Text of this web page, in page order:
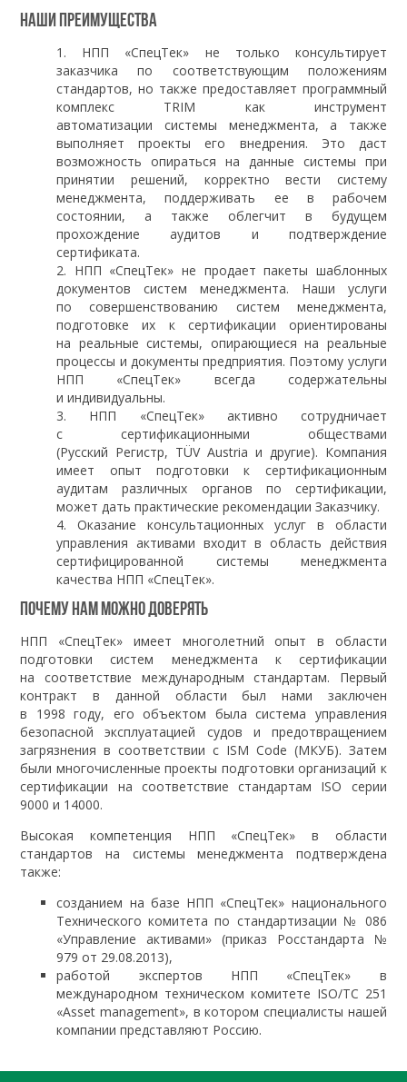
Наши преимущества
НПП «СпецТек» не только консультирует
заказчика по соответствующим положениям
стандартов, но также предоставляет программный
комплекс TRIM как инструмент
автоматизации системы менеджмента, а также
выполняет проекты его внедрения. Это даст
возможность опираться на данные системы при
принятии решений, корректно вести систему
менеджмента, поддерживать ее в рабочем
состоянии, а также облегчит в будущем
прохождение аудитов и подтверждение
сертификата.
НПП «СпецТек» не продает пакеты шаблонных
документов систем менеджмента. Наши услуги
по совершенствованию систем менеджмента,
подготовке их к сертификации ориентированы
на реальные системы, опирающиеся на реальные
процессы и документы предприятия. Поэтому услуги
НПП «СпецТек» всегда содержательны
и индивидуальны.
НПП «СпецТек» активно сотрудничает
с сертификационными обществами
(Русский Регистр, TÜV Austria и другие). Компания
имеет опыт подготовки к сертификационным
аудитам различных органов по сертификации,
может дать практические рекомендации Заказчику.
Оказание консультационных услуг в области
управления активами входит в область действия
сертифицированной системы менеджмента
качества НПП «СпецТек».
Почему нам можно доверять
НПП «СпецТек» имеет многолетний опыт в области
подготовки систем менеджмента к сертификации
на соответствие международным стандартам. Первый
контракт в данной области был нами заключен
в 1998 году, его объектом была система управления
безопасной эксплуатацией судов и предотвращением
загрязнения в соответствии с ISM Code (МКУБ). Затем
были многочисленные проекты подготовки организаций к
сертификации на соответствие стандартам ISO серии
9000 и 14000.
Высокая компетенция НПП «СпецТек» в области
стандартов на системы менеджмента подтверждена
также:
созданием на базе НПП «СпецТек» национального
Технического комитета по стандартизации № 086
«Управление активами» (приказ Росстандарта №
979 от 29.08.2013),
работой экспертов НПП «СпецТек» в
международном техническом комитете ISO/TC 251
«Asset management», в котором специалисты нашей
компании представляют Россию.